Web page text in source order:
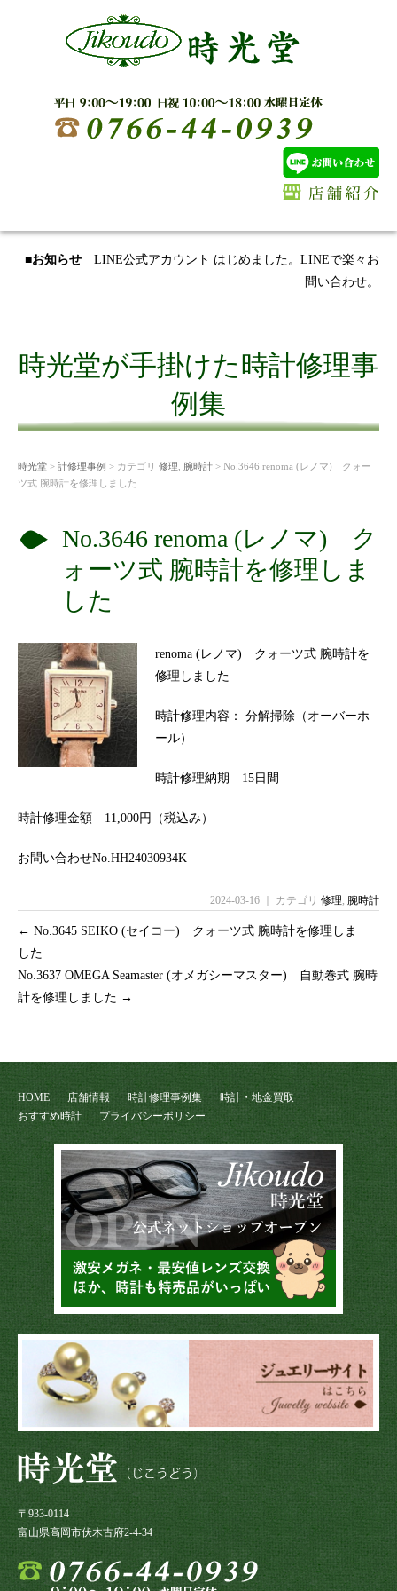
■お知らせ LINE公式アカウント はじめました。LINEで楽々お
問い合わせ。
時光堂が手掛けた時計修理事
例集
時光堂 > 計修理事例 > カテゴリ 修理 腕時計 > No.3646 renoma (レノマ) クォー
ツ式 腕時計を修理しました
No.3646 renoma (レノマ) ク
ォーツ式 腕時計を修理しま
した
renoma (レノマ) クォーツ式 腕時計を
修理しました
時計修理内容： 分解掃除（オーバーホ
ール）
時計修理納期 15日間
時計修理金額 11,000円（税込み）
お問い合わせNo.HH24030934K
2024-03-16 ｜ カテゴリ 修理, 腕時計
← No.3645 SEIKO (セイコー) クォーツ式 腕時計を修理しま
した
No.3637 OMEGA Seamaster (オメガシーマスター) 自動巻式 腕時
計を修理しました →
HOME 店舗情報 時計修理事例集
時計・地金買取
おすすめ時計
プライバシーポリシー
〒933-0114
富山県高岡市伏木古府2-4-34